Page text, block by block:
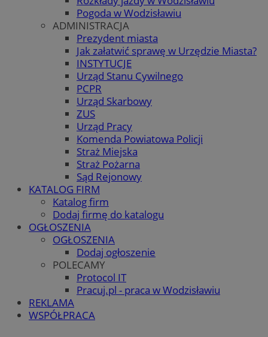
Pogoda w Wodzisławiu
ADMINISTRACJA
Prezydent miasta
Jak załatwić sprawę w Urzędzie Miasta?
INSTYTUCJE
Urząd Stanu Cywilnego
PCPR
Urząd Skarbowy
ZUS
Urząd Pracy
Komenda Powiatowa Policji
Straż Miejska
Straż Pożarna
Sąd Rejonowy
KATALOG FIRM
Katalog firm
Dodaj firmę do katalogu
OGŁOSZENIA
OGŁOSZENIA
Dodaj ogłoszenie
POLECAMY
Protocol IT
Pracuj.pl - praca w Wodzisławiu
REKLAMA
WSPÓŁPRACA